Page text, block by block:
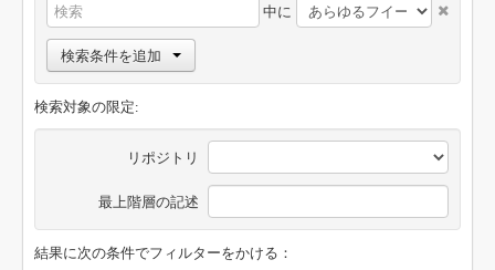
中に
検索条件を追加
検索対象の限定:
リポジトリ
最上階層の記述
結果に次の条件でフィルターをかける：